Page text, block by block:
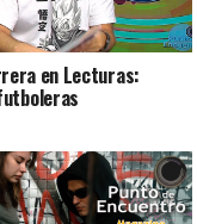
en Lecturas: